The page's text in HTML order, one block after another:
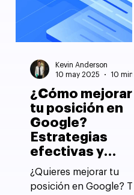
¿Cómo mejorar
tu posición en
Google?
Estrategias
efectivas y
prácticas
¿Quieres mejorar tu
posición en Google? Te
Kevin Anderson
10 may 2025